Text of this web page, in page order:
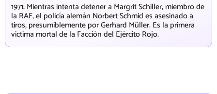
1971: Mientras intenta detener a Margrit Schiller, miembro de
la RAF, el policía alemán Norbert Schmid es asesinado a
tiros, presumiblemente por Gerhard Müller. Es la primera
víctima mortal de la Facción del Ejército Rojo.